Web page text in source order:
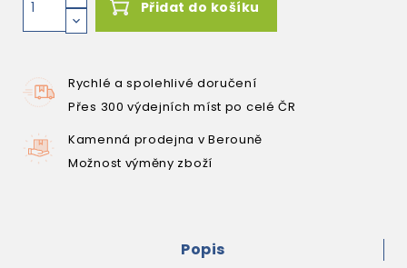
Přidat do košíku
Rychlé a spolehlivé doručení
Přes 300 výdejních míst po celé ČR
Kamenná prodejna v Berouně
Možnost výměny zboží
Popis